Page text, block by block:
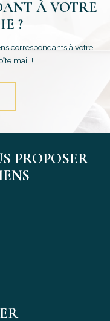
À VOTRE
?
correspondants à votre
mail !
PROPOSER